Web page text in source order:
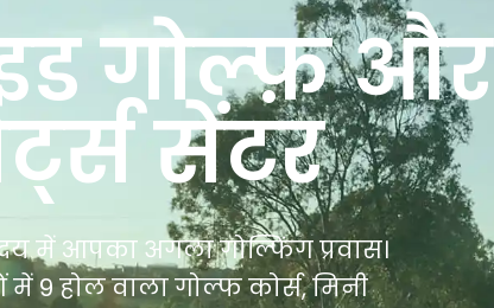
गोल्फ़ और
सेंटर
में आपका अगला गोल्फिंग प्रवास।
में 9 होल वाला गोल्फ कोर्स, मिनी